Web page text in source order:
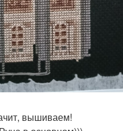
вышиваем!